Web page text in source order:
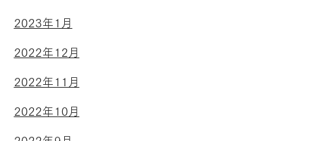
2023年1月
2022年12月
2022年11月
2022年10月